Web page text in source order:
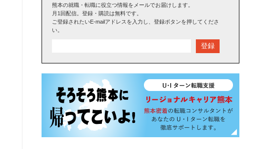
熊本の就職・転職に役立つ情報をメールでお届けします。
月1回配信。登録・購読は無料です。
ご登録されたいE-mailアドレスを入力し、登録ボタンを押してくださ
い。
登録